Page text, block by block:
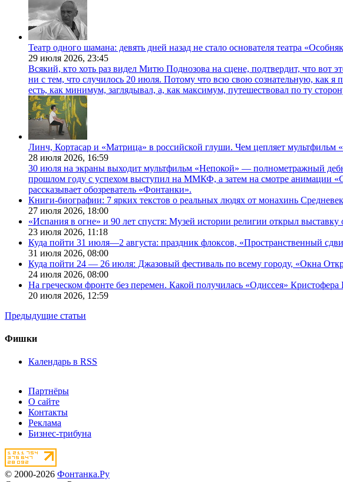
Театр одного шамана: девять дней назад не стало основателя театра
29 июля 2026, 23:45
Всякий, кто хоть раз видел Митю Поднозова на сцене, подтвердит, что вот
ни с тем, что случилось 20 июля. Потому что всю свою сознательную, как
есть, как минимум, заглядывал, а, как максимум, путешествовал по ту
Линч, Кортасар и «Матрица» в российской глуши. Чем цепляет мультфильм
28 июля 2026, 16:59
30 июля на экраны выходит мультфильм «Непокой» — полнометражный
прошлом году с успехом выступил на ММКФ, а затем на смотре анимации
рассказывает обозреватель «Фонтанки».
Книги-биографии: 7 ярких текстов о реальных людях от монахинь
27 июля 2026, 18:00
«Испания в огне» и 90 лет спустя: Музей истории религии открыл выставку
23 июля 2026, 11:18
Куда пойти 31 июля—2 августа: праздник флоксов, «Пространственный
31 июля 2026, 08:00
Куда пойти 24 — 26 июля: Джазовый фестиваль по всему городу, «Окна
24 июля 2026, 08:00
На греческом фронте без перемен. Какой получилась «Одиссея» Кристофера
20 июля 2026, 12:59
Предыдущие статьи
Фишки
Календарь в RSS
Партнёры
О сайте
Контакты
Реклама
Бизнес-трибуна
© 2000-2026 Фонтанка.Ру